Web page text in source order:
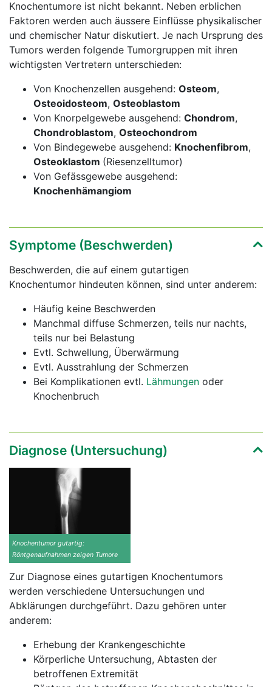
Knochentumore ist nicht bekannt. Neben erblichen
Faktoren werden auch äussere Einflüsse physikalischer
und chemischer Natur diskutiert. Je nach Ursprung des
Tumors werden folgende Tumorgruppen mit ihren
wichtigsten Vertretern unterschieden:
Von Knochenzellen ausgehend: Osteom,
Osteoidosteom, Osteoblastom
Von Knorpelgewebe ausgehend: Chondrom,
Chondroblastom, Osteochondrom
Von Bindegewebe ausgehend: Knochenfibrom,
Osteoklastom (Riesenzelltumor)
Von Gefässgewebe ausgehend:
Knochenhämangiom
Symptome (Beschwerden)
Beschwerden, die auf einem gutartigen
Knochentumor hindeuten können, sind unter anderem:
Häufig keine Beschwerden
Manchmal diffuse Schmerzen, teils nur nachts,
teils nur bei Belastung
Evtl. Schwellung, Überwärmung
Evtl. Ausstrahlung der Schmerzen
Bei Komplikationen evtl. Lähmungen oder
Knochenbruch
Diagnose (Untersuchung)
Knochentumor gutartig:
Röntgenaufnahmen zeigen Tumore
Zur Diagnose eines gutartigen Knochentumors
werden verschiedene Untersuchungen und
Abklärungen durchgeführt. Dazu gehören unter
anderem:
Erhebung der Krankengeschichte
Körperliche Untersuchung, Abtasten der
betroffenen Extremität